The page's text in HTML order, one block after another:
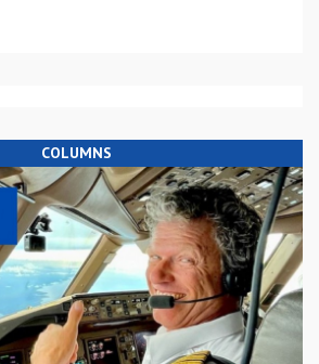
COLUMNS